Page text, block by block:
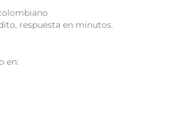
respuesta en minutos.
en: